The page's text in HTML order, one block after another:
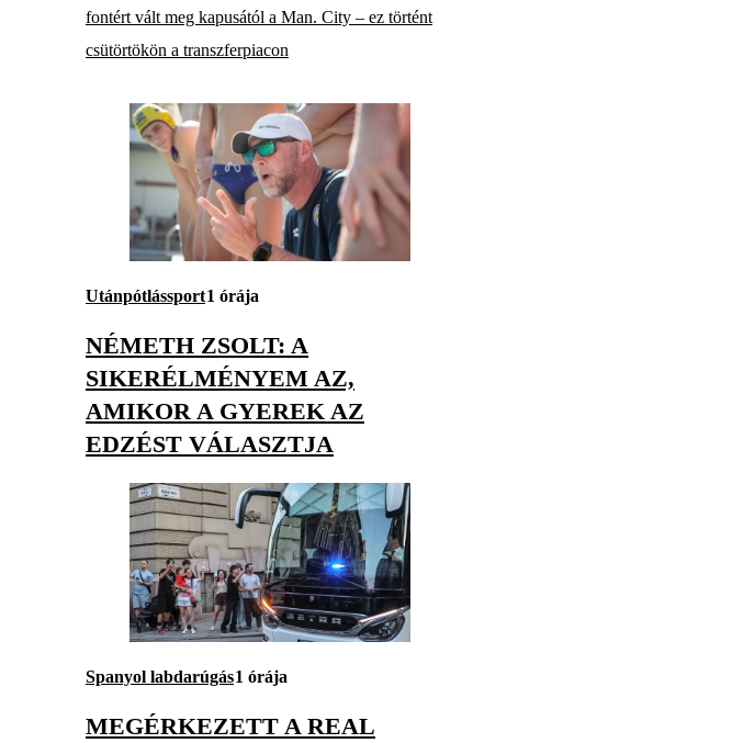
fontért vált meg kapusától a Man. City – ez történt
csütörtökön a transzferpiacon
Utánpótlássport1 órája
NÉMETH ZSOLT: A
SIKERÉLMÉNYEM AZ,
AMIKOR A GYEREK AZ
EDZÉST VÁLASZTJA
Spanyol labdarúgás1 órája
MEGÉRKEZETT A REAL